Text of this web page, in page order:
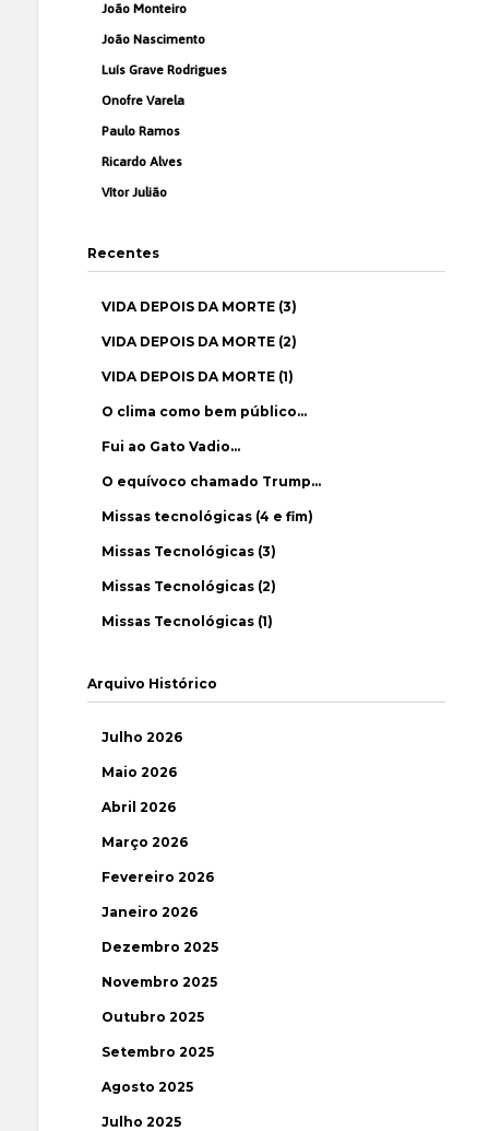
João Monteiro
João Nascimento
Luís Grave Rodrigues
Onofre Varela
Paulo Ramos
Ricardo Alves
Vítor Julião
Recentes
VIDA DEPOIS DA MORTE (3)
VIDA DEPOIS DA MORTE (2)
VIDA DEPOIS DA MORTE (1)
O clima como bem público…
Fui ao Gato Vadio…
O equívoco chamado Trump…
Missas tecnológicas (4 e fim)
Missas Tecnológicas (3)
Missas Tecnológicas (2)
Missas Tecnológicas (1)
Arquivo Histórico
Julho 2026
Maio 2026
Abril 2026
Março 2026
Fevereiro 2026
Janeiro 2026
Dezembro 2025
Novembro 2025
Outubro 2025
Setembro 2025
Agosto 2025
Julho 2025